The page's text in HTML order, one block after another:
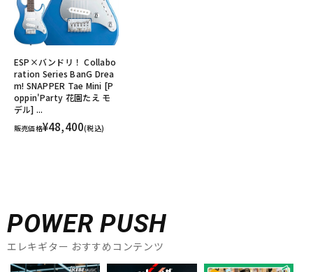
ESP×バンドリ！ Collabo
ration Series BanG Drea
m! SNAPPER Tae Mini [P
oppin'Party 花園たえ モ
デル] ...
販売価格¥48,400(税込)
POWER PUSH
エレキギター おすすめコンテンツ